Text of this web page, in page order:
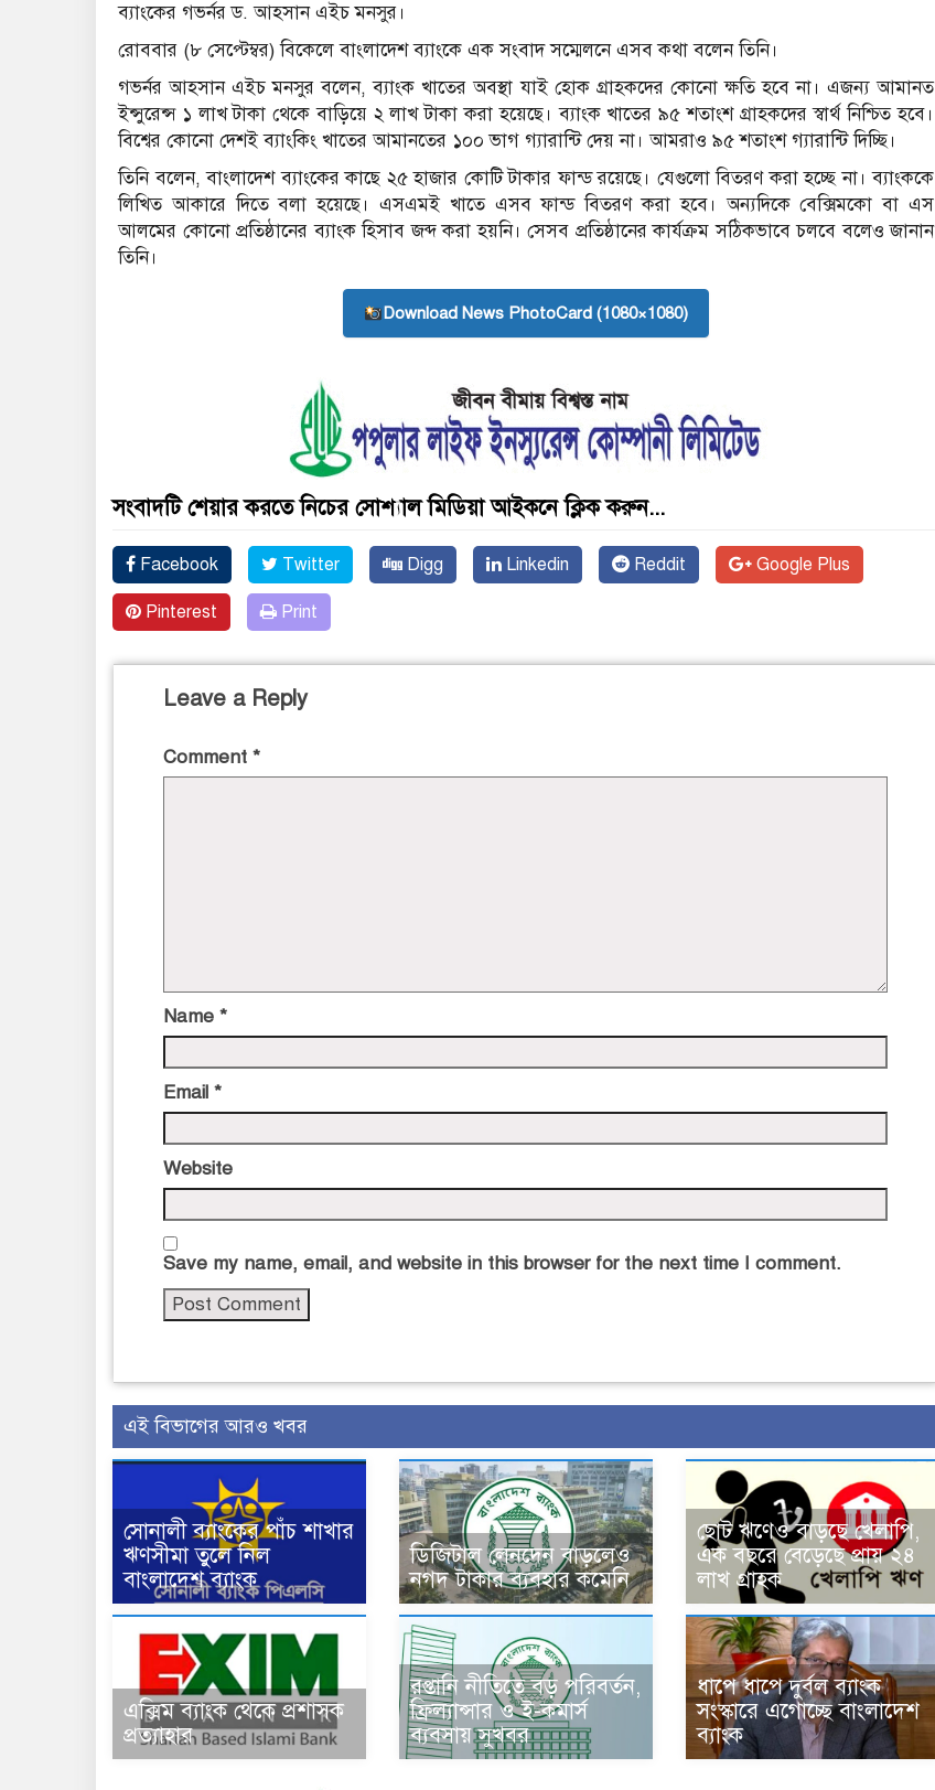
ব্যাংকের গভর্নর ড. আহসান এইচ মনসুর।
রোববার (৮ সেপ্টেম্বর) বিকেলে বাংলাদেশ ব্যাংকে এক সংবাদ সম্মেলনে এসব কথা বলেন তিনি।
গভর্নর আহসান এইচ মনসুর বলেন, ব্যাংক খাতের অবস্থা যাই হোক গ্রাহকদের কোনো ক্ষতি হবে না। এজন্য আমানত
ইন্সুরেন্স ১ লাখ টাকা থেকে বাড়িয়ে ২ লাখ টাকা করা হয়েছে। ব্যাংক খাতের ৯৫ শতাংশ গ্রাহকদের স্বার্থ নিশ্চিত হবে।
বিশ্বের কোনো দেশই ব্যাংকিং খাতের আমানতের ১০০ ভাগ গ্যারান্টি দেয় না। আমরাও ৯৫ শতাংশ গ্যারান্টি দিচ্ছি।
তিনি বলেন, বাংলাদেশ ব্যাংকের কাছে ২৫ হাজার কোটি টাকার ফান্ড রয়েছে। যেগুলো বিতরণ করা হচ্ছে না। ব্যাংককে
লিখিত আকারে দিতে বলা হয়েছে। এসএমই খাতে এসব ফান্ড বিতরণ করা হবে। অন্যদিকে বেক্সিমকো বা এস
আলমের কোনো প্রতিষ্ঠানের ব্যাংক হিসাব জব্দ করা হয়নি। সেসব প্রতিষ্ঠানের কার্যক্রম সঠিকভাবে চলবে বলেও জানান
তিনি।
Download News PhotoCard (1080×1080)
সংবাদটি শেয়ার করতে নিচের সোশ্যাল মিডিয়া আইকনে ক্লিক করুন...
Facebook Twitter Digg Linkedin Reddit Google Plus
Pinterest Print
Leave a Reply
Comment *
Name *
Email *
Website
Save my name, email, and website in this browser for the next time I comment.
এই বিভাগের আরও খবর
সোনালী ব্যাংকের পাঁচ শাখার
ঋণসীমা তুলে নিল
বাংলাদেশ ব্যাংক
ডিজিটাল লেনদেন বাড়লেও
নগদ টাকার ব্যবহার কমেনি
ছোট ঋণেও বাড়ছে খেলাপি,
এক বছরে বেড়েছে প্রায় ২৪
লাখ গ্রাহক
এক্সিম ব্যাংক থেকে প্রশাসক
প্রত্যাহার
রপ্তানি নীতিতে বড় পরিবর্তন,
ফ্রিল্যান্সার ও ই-কমার্স
ব্যবসায় সুখবর
ধাপে ধাপে দুর্বল ব্যাংক
সংস্কারে এগোচ্ছে বাংলাদেশ
ব্যাংক